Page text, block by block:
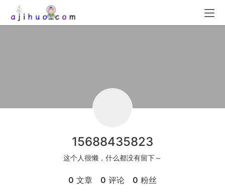
15688435823
这个人很懒，什么都没有留下～
0 文章 0 评论 0 粉丝